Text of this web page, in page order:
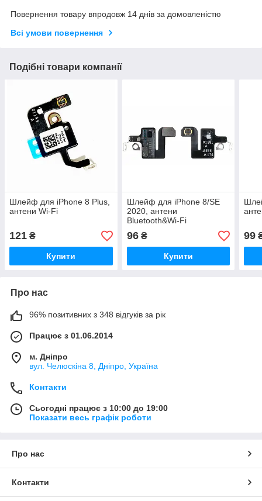
Повернення товару впродовж 14 днів за домовленістю
Всі умови повернення
Подібні товари компанії
Шлейф для iPhone 8 Plus,
антени Wi-Fi
121 ₴
Купити
Шлейф для iPhone 8/SE
2020, антени
Bluetooth&Wi-Fi
96₴
Купити
99
Про нас
96% позитивних з 348 відгуків за рік
Працює з 01.06.2014
м. Дніпро
вул. Челюскіна 8, Дніпро, Україна
Контакти
Сьогодні працює з 10:00 до 19:00
Показати весь графік роботи
Про нас
Контакти